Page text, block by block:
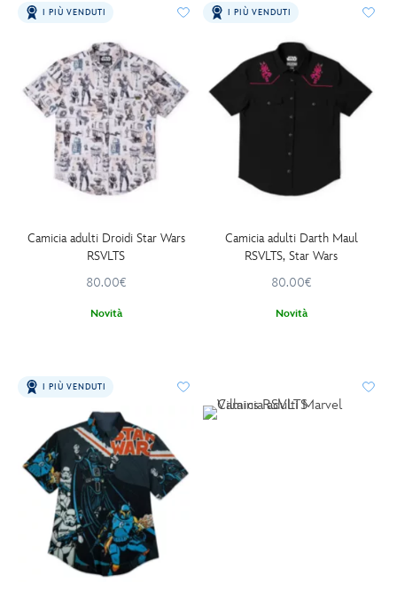
I PIÙ VENDUTI
Camicia adulti Droidi Star Wars
RSVLTS
80.00€
Novità
I PIÙ VENDUTI
Camicia adulti Darth Maul
RSVLTS, Star Wars
80.00€
Novità
I PIÙ VENDUTI